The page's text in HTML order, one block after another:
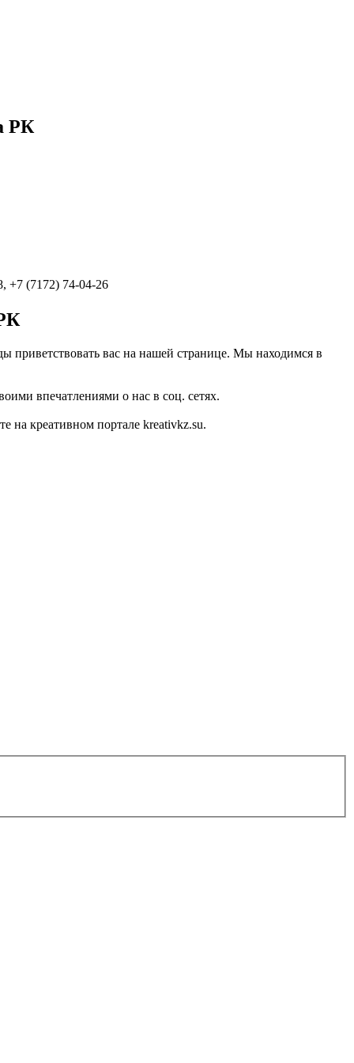
РК
+7 (7172) 74-04-26
вас на нашей странице. Мы находимся в
впечатлениями о нас в соц. сетях.
креативном портале kreativkz.su.